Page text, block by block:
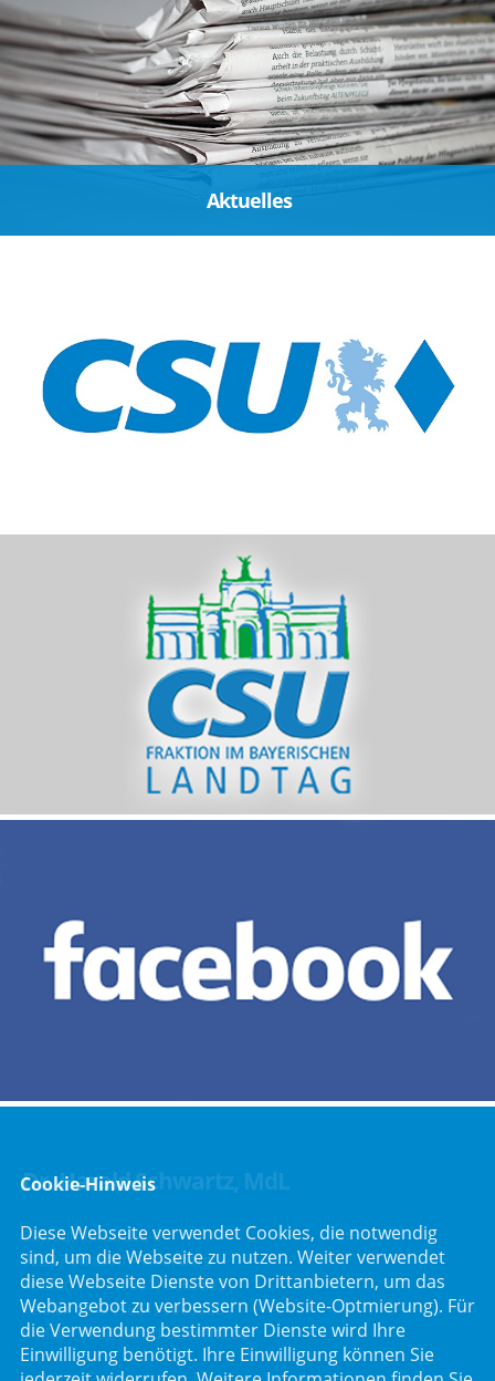
Aktuelles
Dr. Harald Schwartz, MdL
Bayreuther Straße 6
92237 Sulzbach-Rosenberg
Telefon :+49 (9661) 9065865
Telefax : +49 (9661) 9065866
E-Mail :info@harald-schwartz.de
Cookie-Hinweis
Diese Webseite verwendet Cookies, die notwendig
sind, um die Webseite zu nutzen. Weiter verwendet
diese Webseite Dienste von Drittanbietern, um das
Webangebot zu verbessern (Website-Optmierung). Für
die Verwendung bestimmter Dienste wird Ihre
Einwilligung benötigt. Ihre Einwilligung können Sie